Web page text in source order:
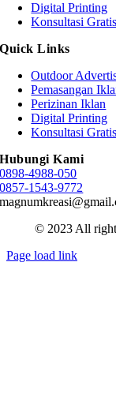
Digital Printing
Konsultasi Gratis
Quick Links
Outdoor
Pemasangan
Perizinan Iklan
Digital Printing
Konsultasi Gratis
Hubungi Kami
0898-4988-050
0857-1543-9772
© 2023 All
Page load link